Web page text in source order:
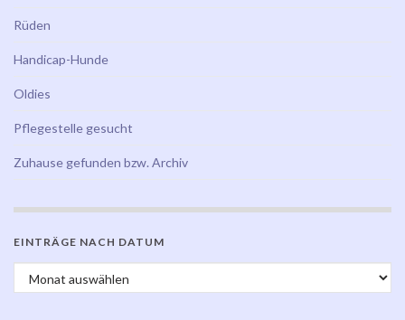
Rüden
Handicap-Hunde
Oldies
Pflegestelle gesucht
Zuhause gefunden bzw. Archiv
EINTRÄGE NACH DATUM
Einträge nach Datum